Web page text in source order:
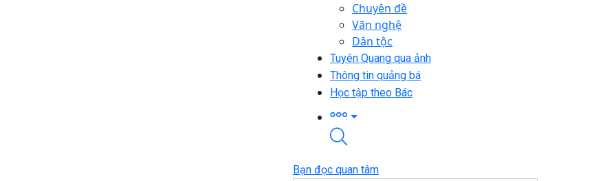
Chuyên đề
Văn nghệ
Dân tộc
Tuyên Quang qua ảnh
Thông tin quảng bá
Học tập theo Bác
Bạn đọc quan tâm